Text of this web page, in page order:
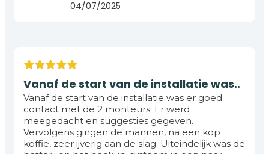
04/07/2025
Vanaf de start van de installatie was..
Vanaf de start van de installatie was er goed
contact met de 2 monteurs. Er werd
meegedacht en suggesties gegeven.
Vervolgens gingen de mannen, na een kop
koffie, zeer ijverig aan de slag. Uiteindelijk was de